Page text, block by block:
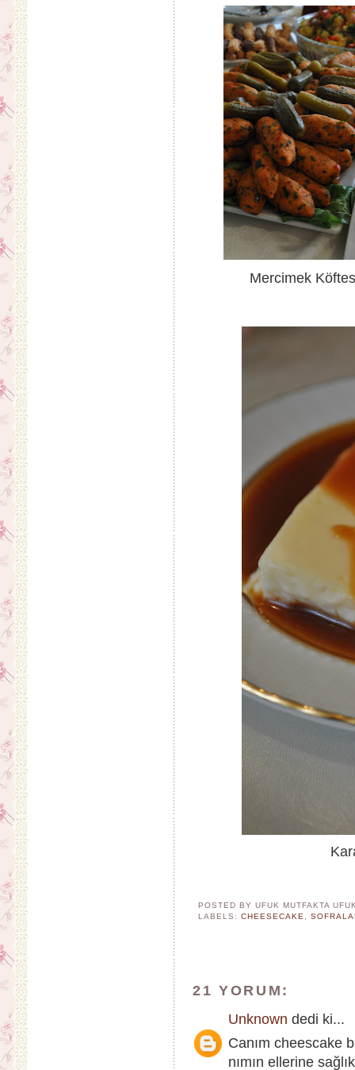
Mercimek
POSTED BY UFUK MUTFAKTA
LABELS:CHEESECAKE ,
21 YORUM:
Unknown dedi ki...
Canım cheescake
nımın ellerine